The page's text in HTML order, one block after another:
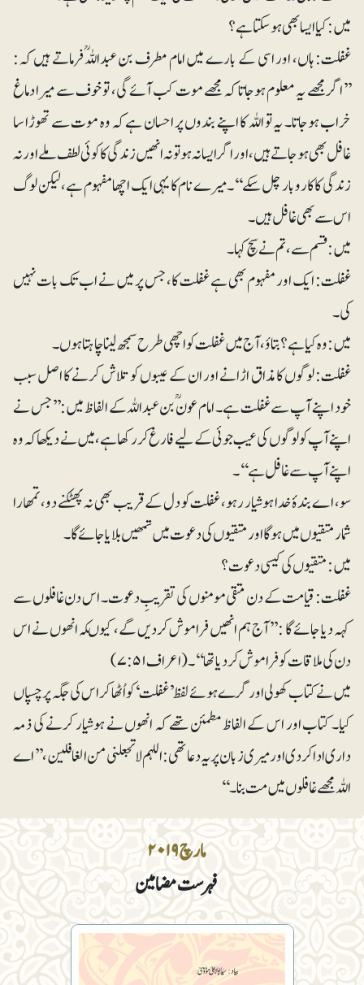
مارچ ۲۰۱۹
فہرست مضامین
میں: کیا ایسا بھی ہوسکتا ہے؟
غفلت: ہاں، اور اسی کے بارے میں امام مطرف بن عبداللہؒ فرماتے ہیں کہ:
’’اگر مجھے یہ معلوم ہوجاتا کہ مجھے موت کب آئے گی، تو خوف سے میرا دماغ
خراب ہوجاتا۔ یہ تو اللہ کا اپنے بندوں پر احسان ہے کہ وہ موت سے تھوڑا سا
غافل بھی ہوجاتے ہیں، اور اگر ایسا نہ ہو تو نہ انھیں زندگی کا کوئی لطف ملے اور نہ
زندگی کا کاروبار چل سکے‘‘۔میرے نام کا یہی ایک اچھا مفہوم ہے، لیکن لوگ
اس سے بھی غافل ہیں۔
میں: قسم سے، تم نے سچ کہا۔
غفلت: ایک اور مفہوم بھی ہے غفلت کا، جس پر میں نے اب تک بات نہیں
کی۔
میں: وہ کیا ہے؟ بتاؤ، آج میں غفلت کو اچھی طرح سمجھ لینا چاہتا ہوں۔
غفلت: لوگوں کا مذاق اڑانے اور ان کے عیبوں کو تلاش کرنے کا اصل سبب
خود اپنے آپ سے غفلت ہے۔ امام عونؒ بن عبداللہ کے الفاظ میں:’’جس نے
اپنے آپ کولوگوں کی عیب جوئی کے لیے فارغ کررکھا ہے، میں نے دیکھا کہ وہ
اپنے آپ سے غافل ہے‘‘۔
سو، ا ے بندۂ خدا ہوشیار رہو، غفلت کو دل کے قریب بھی نہ پھٹکنے دو، تمھارا
شمار متقیوں میں ہوگا اور متقیوں کی دعوت میں تمھیں بلایا جائے گا۔
میں: متقیوں کی کیسی دعوت؟
غفلت: قیامت کے دن متقی مومنوں کی تقریبِ دعوت۔ اس دن غافلوں سے
کہہ دیا جائے گا : ’’آج ہم انھیں فراموش کردیں گے، کیوںکہ انھوں نے اس
دن کی ملاقات کو فراموش کردیا تھا‘‘۔ (اعراف۷:۵۱)
میں نے کتاب کھولی اور گرے ہوئے لفظ ’غفلت‘ کو اُٹھا کر اس کی جگہ پر چسپاں
کیا۔ کتاب اور اس کے الفاظ مطمئن تھے کہ انھوں نے ہوشیار کرنے کی ذمہ
داری ادا کر دی اور میری زبان پر یہ دعا تھی: اللہم لا تجعلنی من الغافلین،’’ اے
اللہ مجھے غافلوں میں مت بنا۔‘‘